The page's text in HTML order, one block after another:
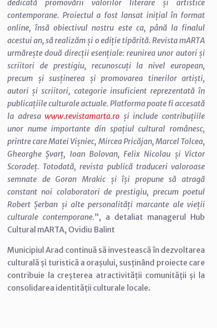
dedicată promovării valorilor literare și artistice
contemporane. Proiectul a fost lansat inițial în format
online, însă obiectivul nostru este ca, până la finalul
acestui an, să realizăm și o ediție tipărită. Revista mARTA
urmărește două direcții esențiale: reunirea unor autori și
scriitori de prestigiu, recunoscuți la nivel european,
precum și susținerea și promovarea tinerilor artiști,
autori și scriitori, categorie insuficient reprezentată în
publicațiile culturale actuale. Platforma poate fi accesată
la adresa www.revistamarta.ro și include contribuțiile
unor nume importante din spațiul cultural românesc,
printre care Matei Vișniec, Mircea Pricăjan, Marcel Tolcea,
Gheorghe Șvarț, Ioan Bolovan, Felix Nicolau și Victor
Scoradeț. Totodată, revista publică traduceri valoroase
semnate de Goran Mrakic și își propune să atragă
constant noi colaboratori de prestigiu, precum poetul
Robert Șerban și alte personalități marcante ale vieții
culturale contemporane.”, a detaliat managerul Hub
Cultural mARTA, Ovidiu Balint
Municipiul Arad continuă să investească în dezvoltarea
culturală și turistică a orașului, susținând proiecte care
contribuie la creșterea atractivității comunității și la
consolidarea identității culturale locale.